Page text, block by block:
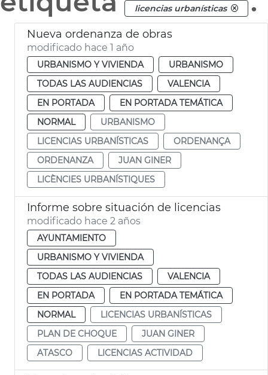
licencias urbanísticas
Nueva ordenanza de obras
modificado hace 1 año
URBANISMO Y VIVIENDA
URBANISMO
TODAS LAS AUDIENCIAS
VALENCIA
EN PORTADA
EN PORTADA TEMÁTICA
NORMAL
URBANISMO
LICENCIAS URBANÍSTICAS
ORDENANÇA
ORDENANZA
JUAN GINER
LICÈNCIES URBANÍSTIQUES
Informe sobre situación de licencias
modificado hace 2 años
AYUNTAMIENTO
URBANISMO Y VIVIENDA
TODAS LAS AUDIENCIAS
VALENCIA
EN PORTADA
EN PORTADA TEMÁTICA
NORMAL
LICENCIAS URBANÍSTICAS
PLAN DE CHOQUE
JUAN GINER
ATASCO
LICENCIAS ACTIVIDAD